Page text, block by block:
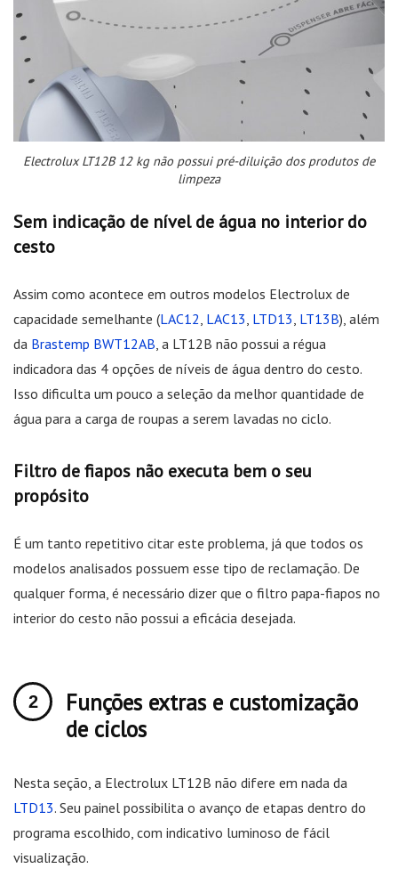
Electrolux LT12B 12 kg não possui pré-diluição dos produtos de
limpeza
Sem indicação de nível de água no interior do
cesto
Assim como acontece em outros modelos Electrolux de
capacidade semelhante (LAC12 LAC13 LTD13 LT13B), além
da Brastemp BWT12AB , a LT12B não possui a régua
indicadora das 4 opções de níveis de água dentro do cesto.
Isso dificulta um pouco a seleção da melhor quantidade de
água para a carga de roupas a serem lavadas no ciclo.
Filtro de fiapos não executa bem o seu
propósito
É um tanto repetitivo citar este problema, já que todos os
modelos analisados possuem esse tipo de reclamação. De
qualquer forma, é necessário dizer que o filtro papa-fiapos no
interior do cesto não possui a eficácia desejada.
Funções extras e customização
de ciclos
Nesta seção, a Electrolux LT12B não difere em nada da
LTD13. Seu painel possibilita o avanço de etapas dentro do
programa escolhido, com indicativo luminoso de fácil
visualização.